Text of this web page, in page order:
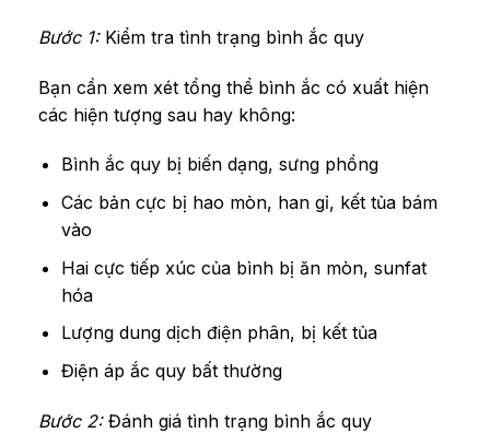
Bước 1:Kiểm tra tình trạng bình ắc quy
Bạn cần xem xét tổng thể bình ắc có xuất hiện
các hiện tượng sau hay không:
Bình ắc quy bị biến dạng, sưng phồng
Các bản cực bị hao mòn, han gỉ, kết tủa bám
vào
Hai cực tiếp xúc của bình bị ăn mòn, sunfat
hóa
Lượng dung dịch điện phân, bị kết tủa
Điện áp ắc quy bất thường
Bước 2:Đánh giá tình trạng bình ắc quy